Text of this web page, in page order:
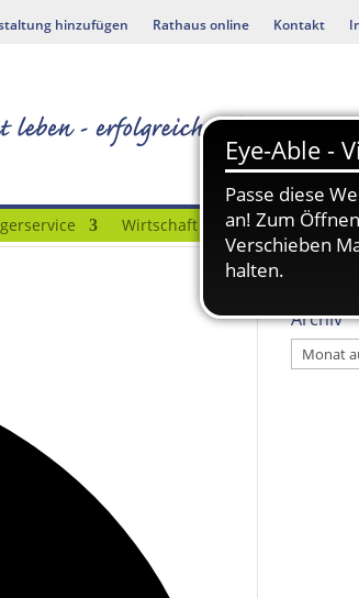
hinzufügen Rathaus online Kontakt
Wirtschaft Bauen &
Archiv
Archiv